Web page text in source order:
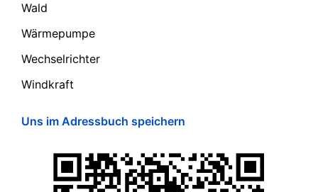
Wald
Wärmepumpe
Wechselrichter
Windkraft
Uns im Adressbuch speichern